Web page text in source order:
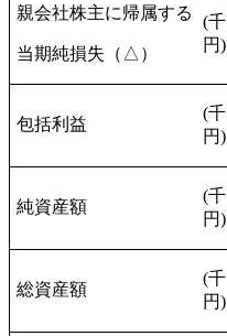
親会社株主に帰属する
当期純損失（△）
(千
円)
包括利益
(千
円)
純資産額
(千
円)
総資産額
(千
円)